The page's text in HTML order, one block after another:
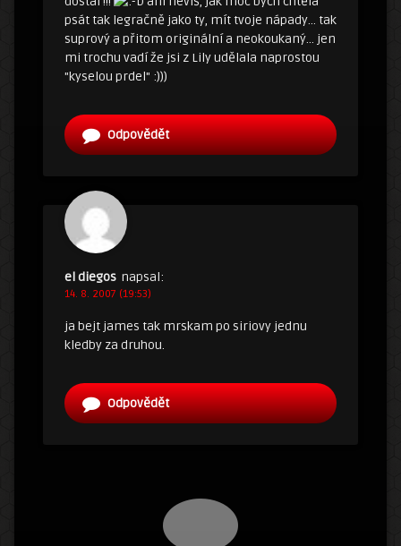
psát tak legračně jako ty, mít tvoje nápady… tak
suprový a přitom originální a neokoukaný… jen
mi trochu vadí že jsi z Lily udělala naprostou
"kyselou prdel" :)))
Odpovědět
el diegos napsal:
14. 8. 2007 (19:53)
ja bejt james tak mrskam po siriovy jednu
kledby za druhou.
Odpovědět